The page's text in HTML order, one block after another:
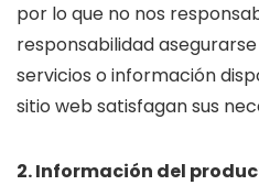
por lo que no nos
responsabilidad
servicios o información
sitio web satisfagan sus
2. Información del